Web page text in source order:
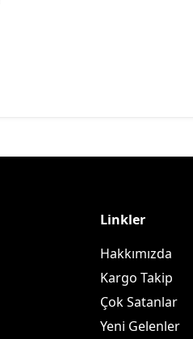
Linkler
Hakkımızda
Kargo Takip
Çok Satanlar
Yeni Gelenler